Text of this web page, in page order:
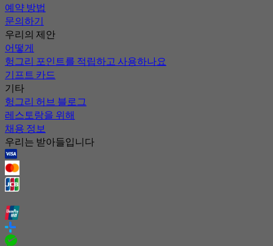
예약 방법
문의하기
우리의 제안
어떻게
헝그리 포인트를 적립하고 사용하나요
기프트 카드
기타
헝그리 허브 블로그
레스토랑을 위해
채용 정보
우리는 받아들입니다